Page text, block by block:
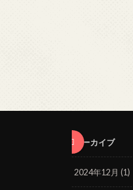
アーカイブ
2024年12月 (1)